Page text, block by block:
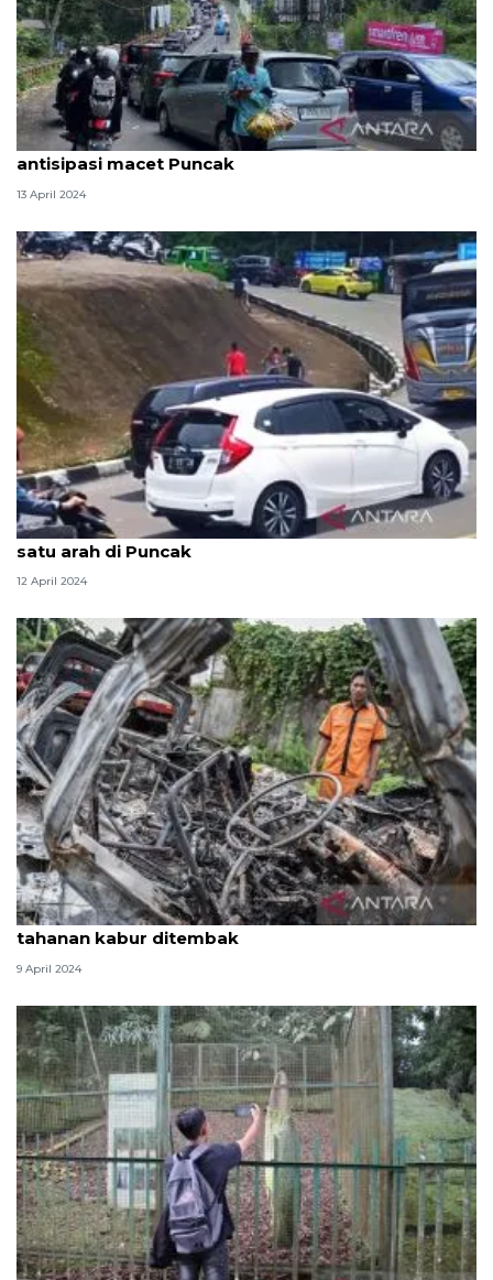
Polisi berlakukan sistem satu arah sejak pagi
antisipasi macet Puncak
13 April 2024
Polres Cianjur lebih cepat pemberlakuan sistem
satu arah di Puncak
12 April 2024
Hukum kemarin, kecelakaan di Km 58 hingga
tahanan kabur ditembak
9 April 2024